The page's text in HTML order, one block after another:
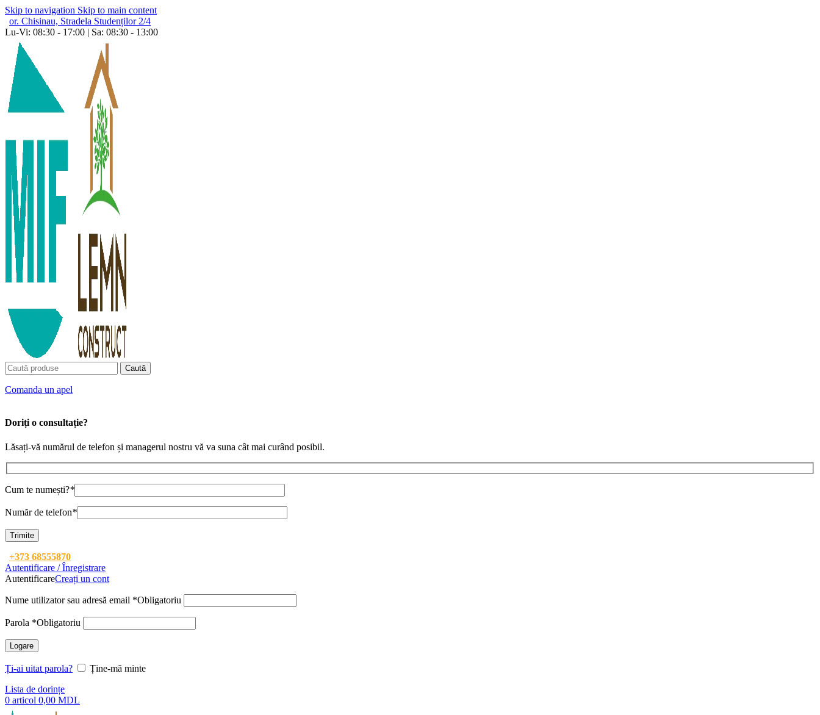
Skip to navigation Skip to main content
or. Chisinau, Stradela Studenților 2/4
Lu-Vi: 08:30 - 17:00 | Sa: 08:30 - 13:00
Caută
Сomanda un apel
Doriți o consultație?
Lăsați-vă numărul de telefon și managerul nostru vă va suna cât mai curând posibil.
Cum te numești?*
Număr de telefon*
+373 68555870
Autentificare / Înregistrare
AutentificareCreați un cont
Nume utilizator sau adresă email *Obligatoriu
Parola *Obligatoriu
Logare
Ți-ai uitat parola?
Ține-mă minte
Lista de dorințe
0 articol 0,00 MDL